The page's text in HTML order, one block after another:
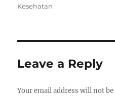
Kesehatan
Leave a Reply
Your email address will not